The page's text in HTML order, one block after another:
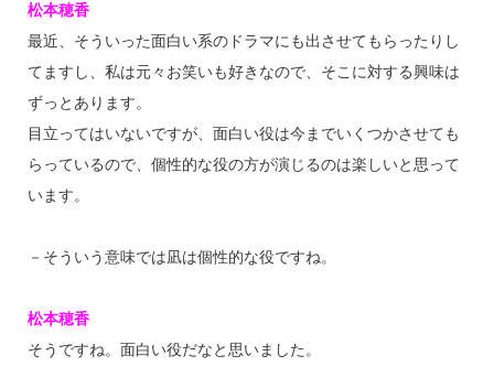
松本穂香
最近、そういった面白い系のドラマにも出させてもらったりし
てますし、私は元々お笑いも好きなので、そこに対する興味は
ずっとあります。
目立ってはいないですが、面白い役は今までいくつかさせても
らっているので、個性的な役の方が演じるのは楽しいと思って
います。
－そういう意味では凪は個性的な役ですね。
松本穂香
そうですね。面白い役だなと思いました。